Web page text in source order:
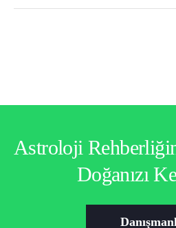
Astroloji
Doğanızı